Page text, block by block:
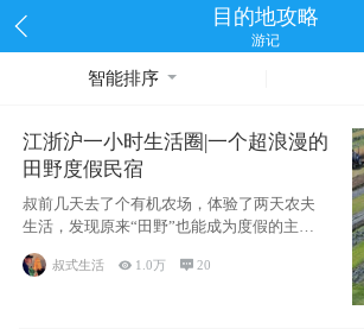
目的地攻略
游记
智能排序
江浙沪一小时生活圈|一个超浪漫的
田野度假民宿
叔前几天去了个有机农场，体验了两天农夫
生活，发现原来“田野”也能成为度假的主旋
律。江
叔式生活  1.0万 20